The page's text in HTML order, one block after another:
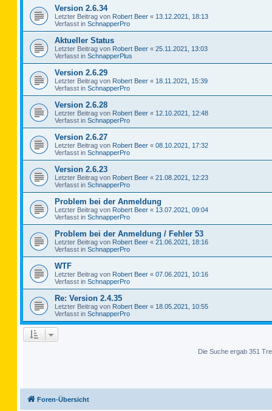
Version 2.6.34
Letzter Beitrag von Robert Beer « 13.12.2021, 18:13
Verfasst in SchnapperPro
Aktueller Status
Letzter Beitrag von Robert Beer « 25.11.2021, 13:03
Verfasst in SchnapperPlus
Version 2.6.29
Letzter Beitrag von Robert Beer « 18.11.2021, 15:39
Verfasst in SchnapperPro
Version 2.6.28
Letzter Beitrag von Robert Beer « 12.10.2021, 12:48
Verfasst in SchnapperPro
Version 2.6.27
Letzter Beitrag von Robert Beer « 08.10.2021, 17:32
Verfasst in SchnapperPro
Version 2.6.23
Letzter Beitrag von Robert Beer « 21.08.2021, 12:23
Verfasst in SchnapperPro
Problem bei der Anmeldung
Letzter Beitrag von Robert Beer « 13.07.2021, 09:04
Verfasst in SchnapperPro
Problem bei der Anmeldung / Fehler 53
Letzter Beitrag von Robert Beer « 21.06.2021, 18:16
Verfasst in SchnapperPro
WTF
Letzter Beitrag von Robert Beer « 07.06.2021, 10:16
Verfasst in SchnapperPro
Re: Version 2.4.35
Letzter Beitrag von Robert Beer « 18.05.2021, 10:55
Verfasst in SchnapperPro
Die Suche ergab 351
Foren-Übersicht